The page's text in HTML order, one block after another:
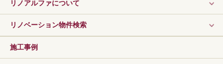
リノアルファについて
リノベーション物件検索
施工事例